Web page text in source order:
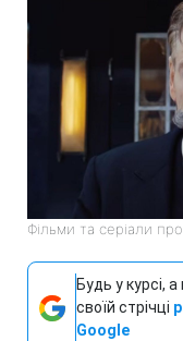
Фільми та серіали
Будь у курсі,
своїй стрічці
Google